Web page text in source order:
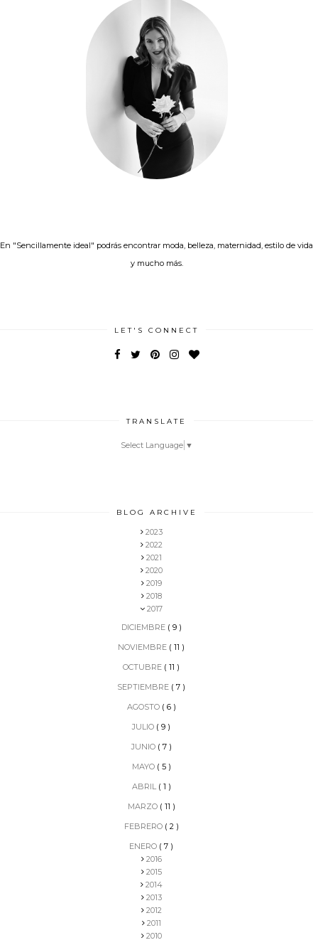
En "Sencillamente ideal" podrás encontrar moda, belleza, maternidad, estilo de vida
y mucho más.
LET'S CONNECT
TRANSLATE
Select Language ▼
BLOG ARCHIVE
2023
2022
2021
2020
2019
2018
2017
DICIEMBRE ( 9 )
NOVIEMBRE ( 11 )
OCTUBRE ( 11 )
SEPTIEMBRE ( 7 )
AGOSTO ( 6 )
JULIO ( 9 )
JUNIO ( 7 )
MAYO ( 5 )
ABRIL ( 1 )
MARZO ( 11 )
FEBRERO ( 2 )
ENERO ( 7 )
2016
2015
2014
2013
2012
2011
2010